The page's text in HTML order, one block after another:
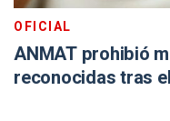
OFICIAL
ANMAT prohibió
reconocidas tras